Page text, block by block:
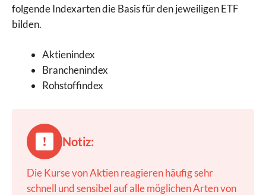
folgende Indexarten die Basis für den jeweiligen ETF
bilden.
Aktienindex
Branchenindex
Rohstoffindex
Notiz:
Die Kurse von Aktien reagieren häufig sehr
schnell und sensibel auf alle möglichen Arten von